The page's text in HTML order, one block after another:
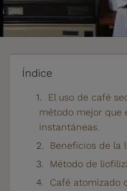
Índice
El uso de café
método mejor que
instantáneas.
Beneficios de la
Método de
Café atomizado